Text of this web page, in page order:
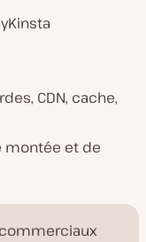
CDN, cache,
montée et de